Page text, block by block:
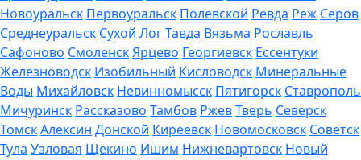
Новоуральск Первоуральск Полевской Ревда Реж Серов
Среднеуральск Сухой ЛогТавда Вязьма Рославль
Сафоново СмоленскЯрцево Георгиевск Ессентуки
Железноводск Изобильный Кисловодск Минеральные
Воды Михайловск Невинномысск Пятигорск Ставрополь
Мичуринск Рассказово Тамбов РжевТверь Северск
ТомскАлексин Донской Киреевск Новомосковск Советск
Тула Узловая Щекино Ишим Нижневартовск Новый